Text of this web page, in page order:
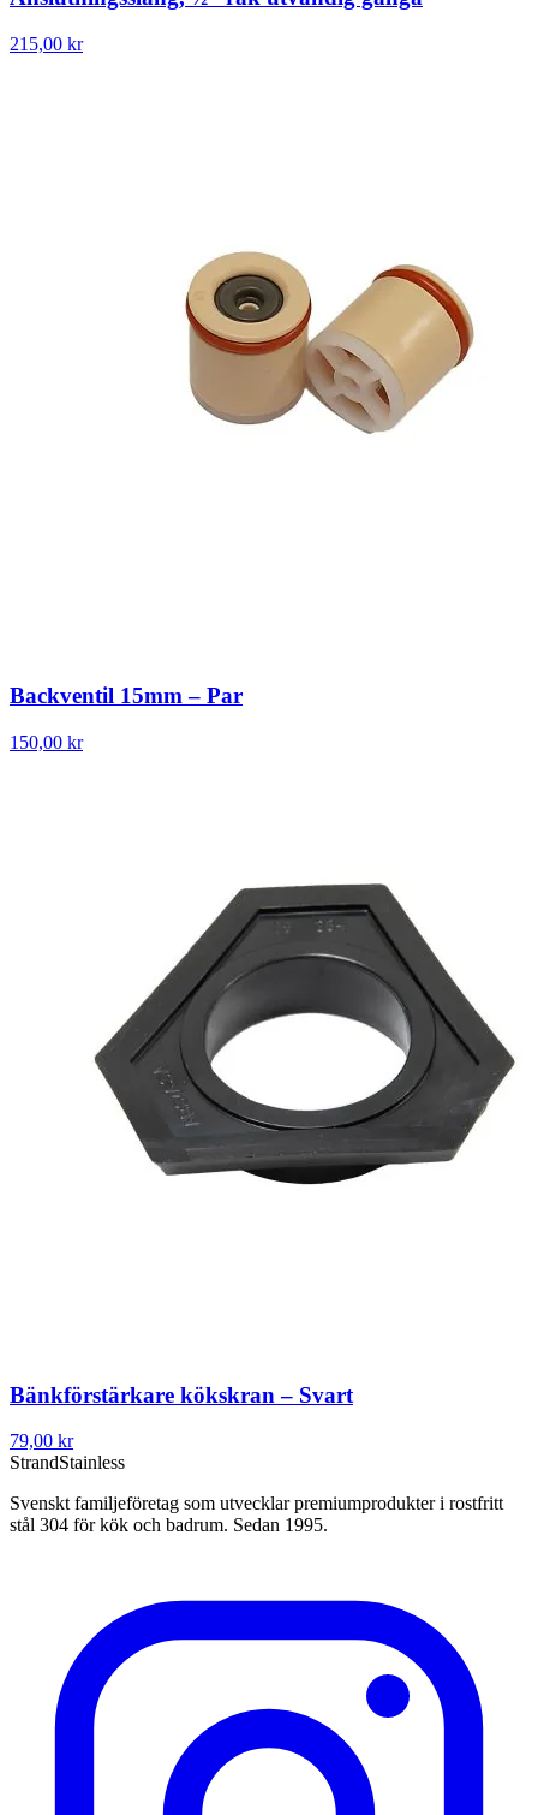
215,00 kr
Backventil 15mm – Par
150,00 kr
Bänkförstärkare kökskran – Svart
79,00 kr
StrandStainless
Svenskt familjeföretag som utvecklar premiumprodukter i rostfritt
stål 304 för kök och badrum. Sedan 1995.